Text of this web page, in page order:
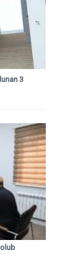
3
olub